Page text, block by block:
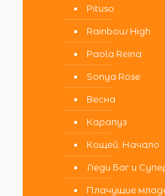
Pituso
Rainbow High
Paola Reina
Sonya Rose
Весна
Карапуз
Кощей. Начало
Леди Баг и
Плачущие